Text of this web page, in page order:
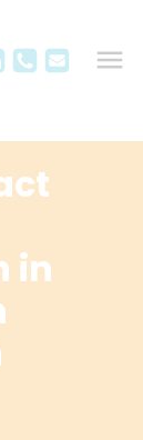
in